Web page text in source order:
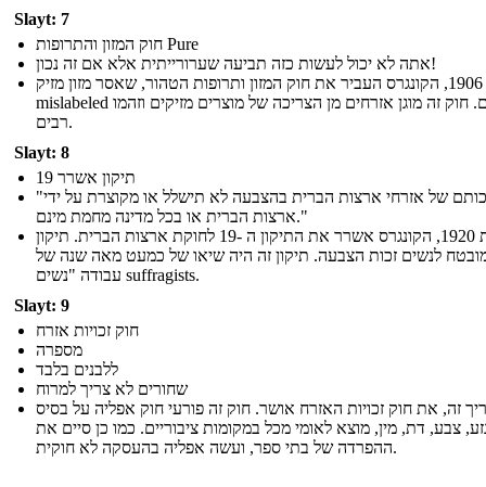
Slayt: 7
חוק המזון והתרופות Pure
אתה לא יכול לעשות כזה תביעה שערורייתית אלא אם זה נכון!
בשנת 1906, הקונגרס העביר את חוק המזון ותרופות הטהור, שאסר מזון מזיק
mislabeled וסמים. חוק זה מוגן אזרחים מן הצריכה של מוצרים מזיקים וזהמו
רבים.
Slayt: 8
19 תיקון אשרר
"זכותם של אזרחי ארצות הברית בהצבעה לא תישלל או מקוצרת על ידי
ארצות הברית או בכל מדינה מחמת מינם."
בשנת 1920, הקונגרס אשרר את התיקון ה -19 לחוקת ארצות הברית. תיקון
לנשים זכות הצבעה. תיקון זה היה שיאו של כמעט מאה שנה של
עבודה "נשים suffragists.
Slayt: 9
חוק זכויות אזרח
מספרה
ללבנים בלבד
שחורים לא צריך למרוח
זה, את חוק זכויות האזרח אושר. חוק זה פורעי חוק אפליה על בסיס
צבע, דת, מין, מוצא לאומי מכל במקומות ציבוריים. כמו כן סיים את
ההפרדה של בתי ספר, ועשה אפליה בהעסקה לא חוקית.